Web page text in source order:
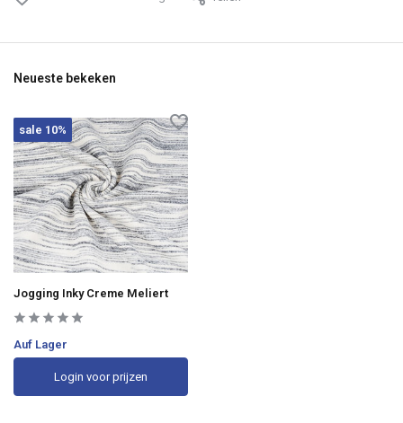
Neueste bekeken
sale 10%
Jogging Inky Creme Meliert
Auf Lager
Login voor prijzen